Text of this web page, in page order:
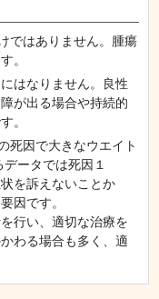
ではありません。腫瘍
。
はなりません。良性
が出る場合や持続的
。
死因で大きなウエイト
ータでは死因１
を訴えないことか
因です。
行い、適切な治療を
わる場合も多く、適